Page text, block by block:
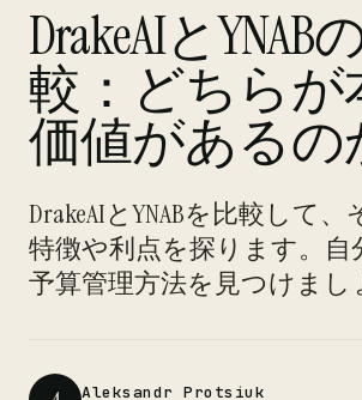
DrakeAIとYNAB
較：どちらが
価値があるの
DrakeAIとYNABを比較して
特徴や利点を探ります。自
予算管理方法を見つけまし
Aleksandr Protsiuk